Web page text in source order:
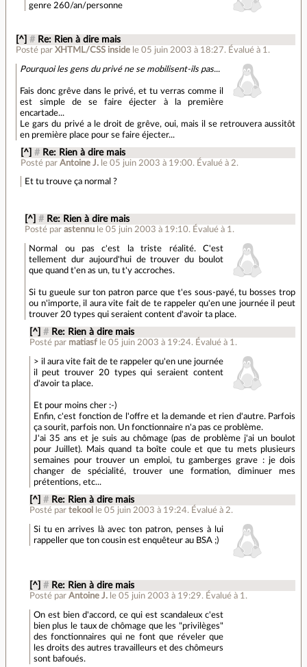
genre 260/an/personne
[^] # Re: Rien à dire mais
Posté par XHTML/CSS inside le 05 juin 2003 à 18:27. Évalué à 1 .
Pourquoi les gens du privé ne se mobilisent-ils pas...
Fais donc grêve dans le privé, et tu verras comme il
est simple de se faire éjecter à la première
encartade...
Le gars du privé a le droit de grêve, oui, mais il se retrouvera aussitôt
en première place pour se faire éjecter...
[^] # Re: Rien à dire mais
Posté par Antoine J. le 05 juin 2003 à 19:00. Évalué à 2.
Et tu trouve ça normal ?
[^] # Re: Rien à dire mais
Posté parastennu le 05 juin 2003 à 19:10. Évalué à 1.
Normal ou pas c'est la triste réalité. C'est
tellement dur aujourd'hui de trouver du boulot
que quand t'en as un, tu t'y accroches.
Si tu gueule sur ton patron parce que t'es sous-payé, tu bosses trop
ou n'importe, il aura vite fait de te rappeler qu'en une journée il peut
trouver 20 types qui seraient content d'avoir ta place.
[^] # Re: Rien à dire mais
Posté par matiasf le 05 juin 2003 à 19:24. Évalué à 1 .
> il aura vite fait de te rappeler qu'en une journée
il peut trouver 20 types qui seraient content
d'avoir ta place.
Et pour moins cher :-)
Enfin, c'est fonction de l'offre et la demande et rien d'autre. Parfois
ça sourit, parfois non. Un fonctionnaire n'a pas ce problème.
J'ai 35 ans et je suis au chômage (pas de problème j'ai un boulot
pour Juillet). Mais quand ta boîte coule et que tu mets plusieurs
semaines pour trouver un emploi, tu gamberges grave : je dois
changer de spécialité, trouver une formation, diminuer mes
prétentions, etc...
[^] # Re: Rien à dire mais
Posté par tekool le 05 juin 2003 à 19:24. Évalué à 2.
Si tu en arrives là avec ton patron, penses à lui
rappeller que ton cousin est enquêteur au BSA ;)
[^] # Re: Rien à dire mais
Posté par Antoine J. le 05 juin 2003 à 19:29. Évalué à 1 .
On est bien d'accord, ce qui est scandaleux c'est
bien plus le taux de chômage que les "privilèges"
des fonctionnaires qui ne font que réveler que
les droits des autres travailleurs et des chômeurs
sont bafoués.